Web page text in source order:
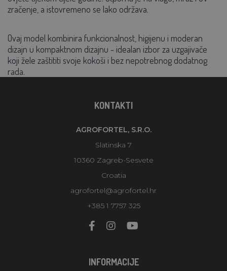
zračenje, a istovremeno se lako održava.
Ovaj model kombinira funkcionalnost, higijenu i moderan
dizajn u kompaktnom dizajnu - idealan izbor za uzgajivače
koji žele zaštititi svoje kokoši i bez nepotrebnog dodatnog
rada.
KONTAKTI
AGROFORTEL, S.R.O.
Slatinska 7
10360 Zagreb-Sesvete
Croatia
agrofortel@agrofortel.hr
+385 1 7757 325
INFORMACIJE